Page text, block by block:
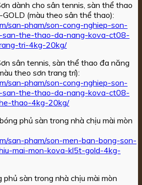
dành cho sân tennis, sàn thể thao
(màu theo sân thể thao):
san-pham/son-cong-nghiep-son-
san-the-thao-da-nang-kova-ct08-
tri-4kg-20kg/
sân tennis, sàn thể thao đa năng
theo sơn trang trí):
san-pham/son-cong-nghiep-son-
san-the-thao-da-nang-kova-ct08-
thao-4kg-20kg/
phủ sàn trong nhà chịu mài mòn
san-pham/son-men-ban-bong-son-
mai-mon-kova-kl5t-gold-4kg-
phủ sàn trong nhà chịu mài mòn